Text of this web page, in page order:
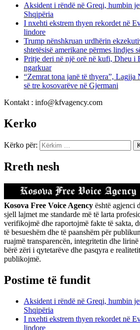
Aksident i rëndë në Greqi, humbin
Shqipëria
I nxehti ekstrem thyen rekordet në
lindore
Trump nënshkruan urdhërin
shtetësisë amerikane përmes lindjes
Pritje deri në një orë në kufi, Dheu i
ngarkuar
“Zemrat tona janë të thyera”, Lagjja
së tre kosovarëve në Gjermani
Kontakt : info@kfvagency.com
Kerko
Kërko për:
Rreth nesh
Kosova Free Voice Agency është agjenci
sjell lajmet me standarde më të larta
verifikojmë dhe raportojmë fakte të sakta,
të besueshëm dhe të paanshëm për
ruajmë transparencën, integritetin dhe
bërë zëri i qytetarëve dhe pasqyra e
publikojmë.
Postime të fundit
Aksident i rëndë në Greqi, humbin
Shqipëria
I nxehti ekstrem thyen rekordet në
lindore